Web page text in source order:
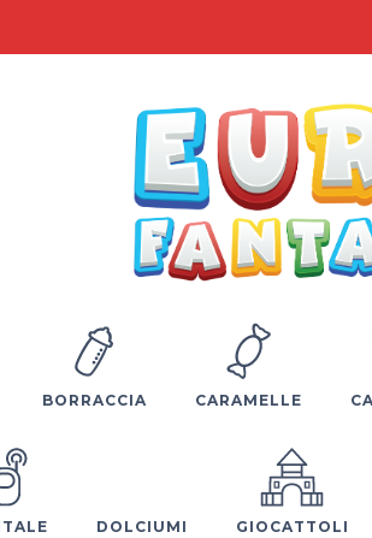
BORRACCIA CARAMELLE
DOLCIUMI GIOCATTOLI